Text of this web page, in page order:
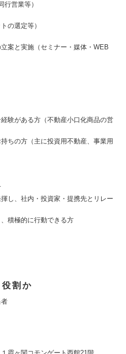
行営業等）
の選定等）
案と実施（セミナー・媒体・WEB
験がある方（不動産小口化商品の営
ちの方（主に投資用不動産、事業用
し、社内・投資家・提携先とリレー
積極的に行動できる方
割か